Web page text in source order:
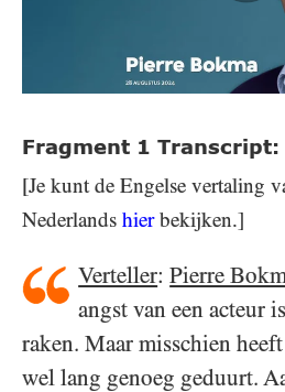
Fragment 1 Transcript:
[Je kunt de Engelse vertaling
Nederlands hierbekijken.]
Verteller:Pierre
angst van een acteur
raken. Maar misschien
wel lang genoeg geduurt.